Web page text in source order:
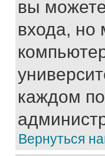
вы
входа, но
каждом
Вернуться